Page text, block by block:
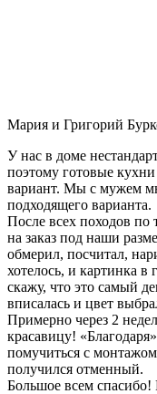
Мария и Григорий
У нас в доме
поэтому готовые
вариант. Мы с мужем
подходящего варианта.
После всех походов
на заказ под наши
обмерил, посчитал,
хотелось, и картинка в
скажу, что это самый
вписалась и цвет
Примерно через 2
красавицу!
помучиться с
получился отменный.
Большое всем